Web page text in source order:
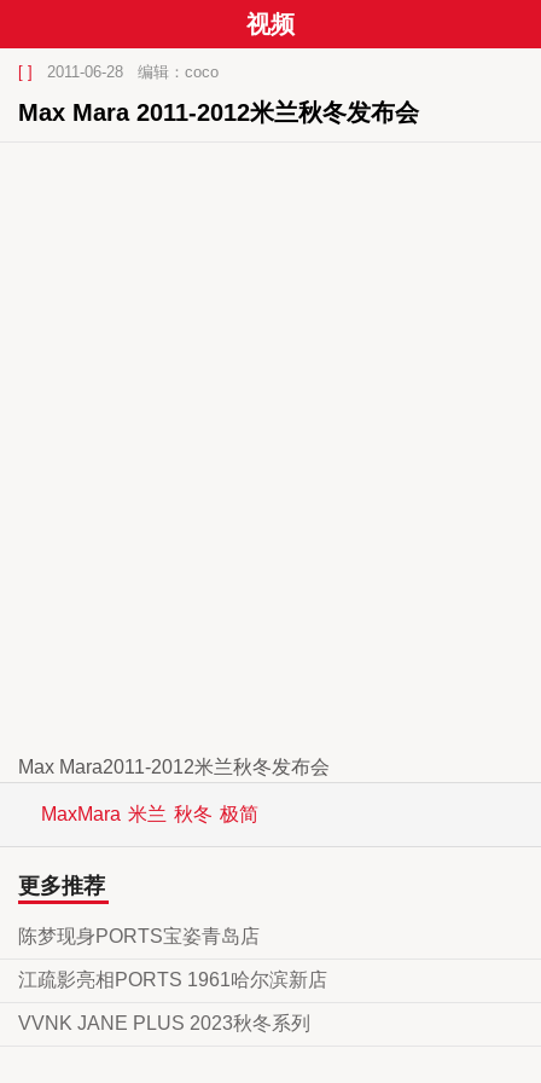
视频
[ ] 2011-06-28 编辑：coco
Max Mara 2011-2012米兰秋冬发布会
Max Mara2011-2012米兰秋冬发布会
MaxMara 米兰 秋冬 极简
更多推荐
陈梦现身PORTS宝姿青岛店
江疏影亮相PORTS 1961哈尔滨新店
VVNK JANE PLUS 2023秋冬系列